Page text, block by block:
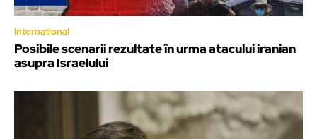
International
Posibile scenarii rezultate în urma atacului iranian
asupra Israelului